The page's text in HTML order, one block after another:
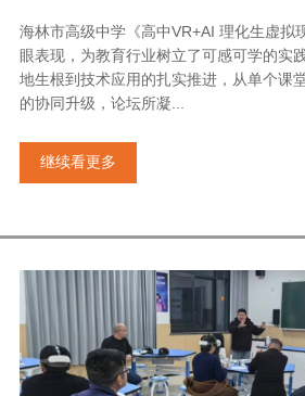
海林市高级中学《高中VR+AI 理化生虚拟
眼表现，为教育行业树立了可感可学的实
地生根到技术应用的扎实推进，从单个课
的协同升级，论坛所凝...
继续看更多